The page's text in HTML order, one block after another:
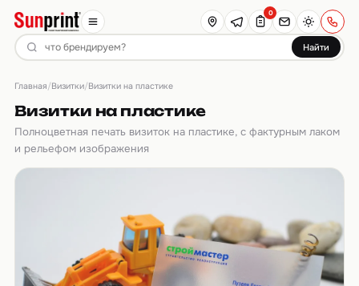
Найти
0
Главная/Визитки/Визитки на пластике
Визитки на пластике
Полноцветная печать визиток на пластике, с фактурным лаком
и рельефом изображения